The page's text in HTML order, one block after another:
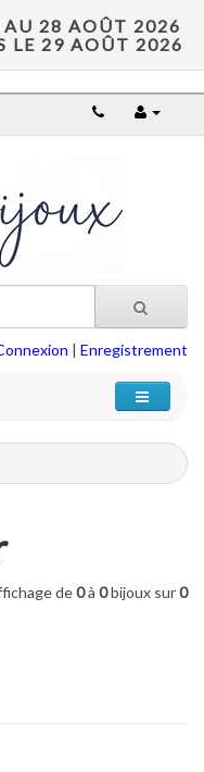
AU 28 AOÛT 2026
LE 29 AOÛT 2026
| Enregistrement
de0à 0bijoux sur0